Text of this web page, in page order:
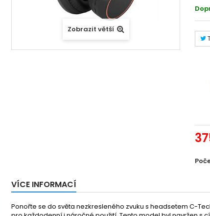
Zobrazit větší
VÍCE INFORMACÍ
Ponořte se do světa nezkresleného zvuku s headsetem C-